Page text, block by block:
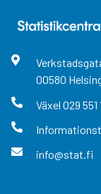
00580
Växel 029 551
info@stat.fi